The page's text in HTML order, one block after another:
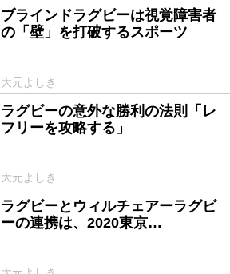
ブラインドラグビーは視覚障害者
の「壁」を打破するスポーツ
大元よしき
ラグビーの意外な勝利の法則「レ
フリーを攻略する」
大元よしき
ラグビーとウィルチェアーラグビ
ーの連携は、2020東京…